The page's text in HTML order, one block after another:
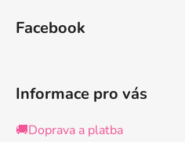
Facebook
Informace pro vás
🚚Doprava a platba